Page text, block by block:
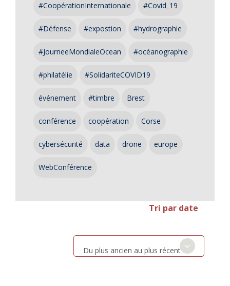
#CoopérationInternationale #Covid_19
#Défense #expostion #hydrographie
#JourneeMondialeOcean #océanographie
#philatélie #SolidariteCOVID19
événement #timbre Brest
conférence coopération Corse
cybersécurité data drone europe
WebConférence
Tri par date
Du plus ancien au plus récent